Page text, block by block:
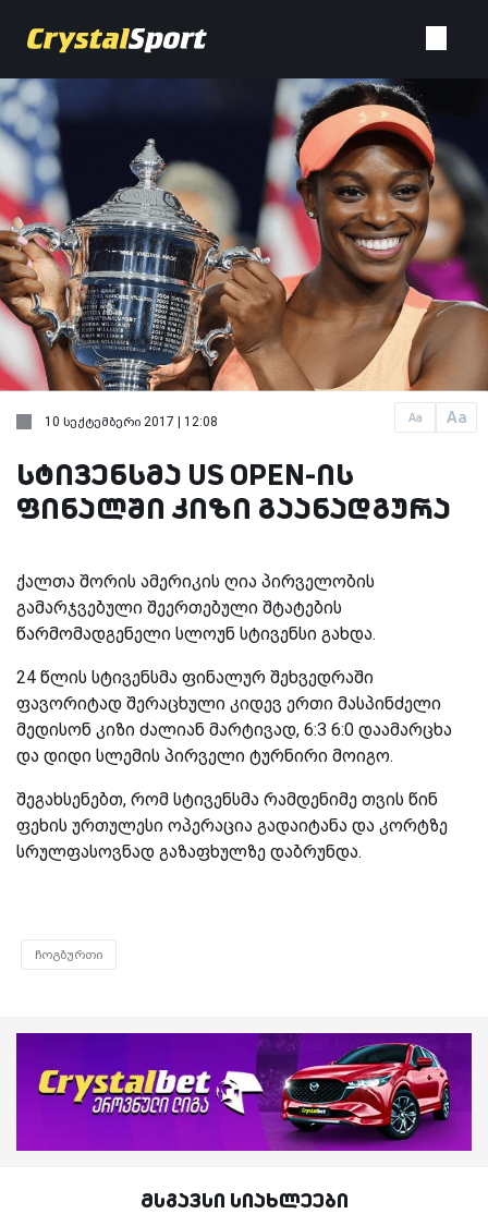
Aa Aa
10 სექტემბერი 2017 | 12:08
სტივენსმა US OPEN-ის
ფინალში კიზი გაანადგურა
ქალთა შორის ამერიკის ღია პირველობის
გამარჯვებული შეერთებული შტატების
წარმომადგენელი სლოუნ სტივენსი გახდა.
24 წლის სტივენსმა ფინალურ შეხვედრაში
ფავორიტად შერაცხული კიდევ ერთი მასპინძელი
მედისონ კიზი ძალიან მარტივად, 6:3 6:0 დაამარცხა
და დიდი სლემის პირველი ტურნირი მოიგო.
შეგახსენებთ, რომ სტივენსმა რამდენიმე თვის წინ
ფეხის ურთულესი ოპერაცია გადაიტანა და კორტზე
სრულფასოვნად გაზაფხულზე დაბრუნდა.
ჩოგბურთი
მსგავსი სიახლეები